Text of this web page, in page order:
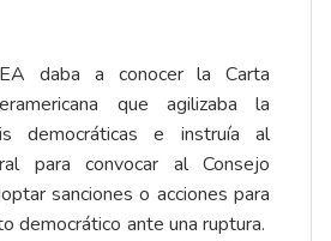
daba a conocer la Carta
que agilizaba la
democráticas e instruía al
para convocar al Consejo
sanciones o acciones para
democrático ante una ruptura.